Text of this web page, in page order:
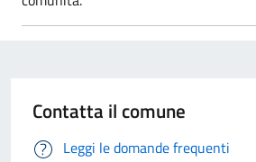
Contatta il comune
Leggi le domande frequenti